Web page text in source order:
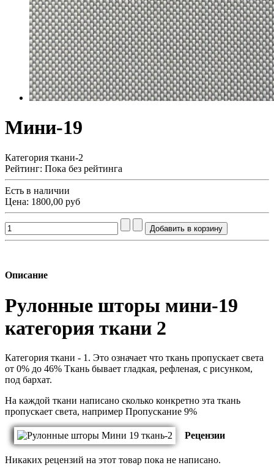
Мини-19
Категория ткани-2
Рейтинг: Пока без рейтинга
Есть в наличии
Цена: 1800,00 руб
Описание
Рулонные шторы мини-19
категория ткани 2
Категория ткани - 1. Это означает что ткань пропускает света
от 0% до 46% Ткань бывает гладкая, рефленая, с рисунком,
под бархат.
На каждой ткани написано сколько конкретно эта ткань
пропускает света, например Пропускание 9%
Рецензии
Никаких рецензий на этот товар пока не написано.